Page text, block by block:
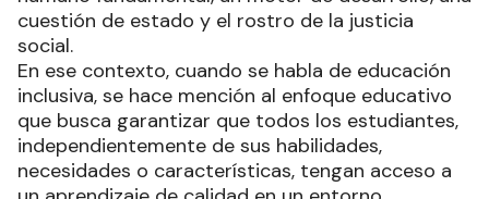
cuestión de estado y el rostro de la justicia
social.
En ese contexto, cuando se habla de educación
inclusiva, se hace mención al enfoque educativo
que busca garantizar que todos los estudiantes,
independientemente de sus habilidades,
necesidades o características, tengan acceso a